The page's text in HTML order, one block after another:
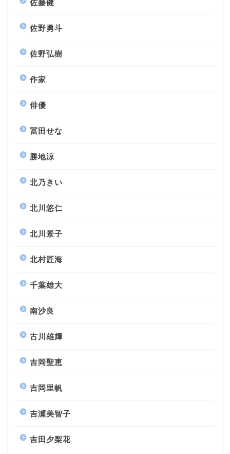
佐藤健
佐野勇斗
佐野弘樹
作家
俳優
冨田せな
勝地涼
北乃きい
北川悠仁
北川景子
北村匠海
千葉雄大
南沙良
古川雄輝
吉岡聖恵
吉岡里帆
吉瀬美智子
吉田夕梨花